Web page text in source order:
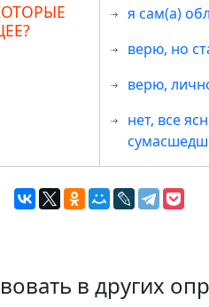
я сам(а)
верю, но
верю,
нет, все
в других